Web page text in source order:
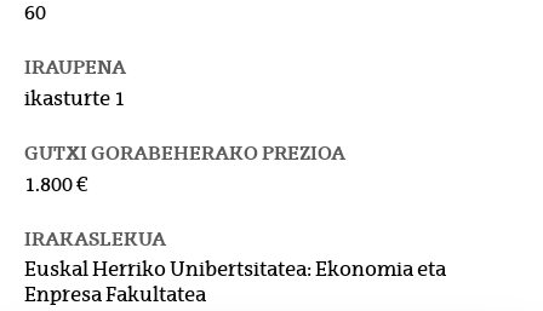
60
IRAUPENA
ikasturte 1
GUTXI GORABEHERAKO PREZIOA
1.800 €
IRAKASLEKUA
Euskal Herriko Unibertsitatea: Ekonomia eta
Enpresa Fakultatea